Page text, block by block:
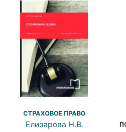
СТРАХОВОЕ ПРАВО
Елизарова Н.В.